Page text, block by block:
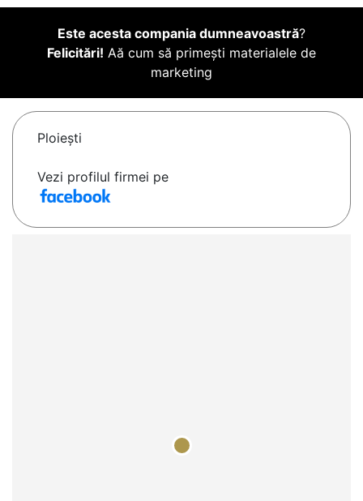
Este acesta compania dumneavoastră?
Felicitări! Aă cum să primești materialele de
marketing
Ploieşti
Vezi profilul firmei pe